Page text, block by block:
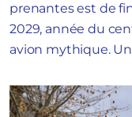
prenantes est de
2029, année du
avion mythique.